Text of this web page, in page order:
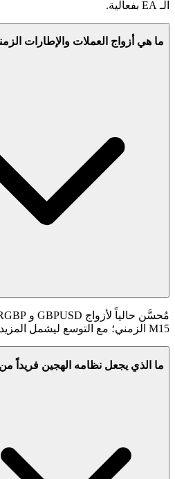
الـ EA بفعالية.
ما هي أزواج العملات والإطارات
M15 الزمني؛ مع التوسع ليشمل المزيد من الأزواج قريباً.
ما الذي يجعل نظامه الهجين فريداً